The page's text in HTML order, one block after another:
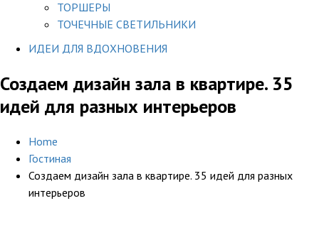
ТОРШЕРЫ
ТОЧЕЧНЫЕ СВЕТИЛЬНИКИ
ИДЕИ ДЛЯ ВДОХНОВЕНИЯ
Создаем дизайн зала в квартире. 35
идей для разных интерьеров
Home
Гостиная
Создаем дизайн зала в квартире. 35 идей для разных
интерьеров